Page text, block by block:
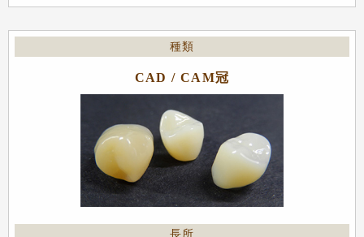
CAD / CAM冠